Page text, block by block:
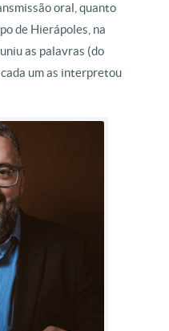
oral, quanto
de Hierápoles, na
as palavras (do
um as interpretou